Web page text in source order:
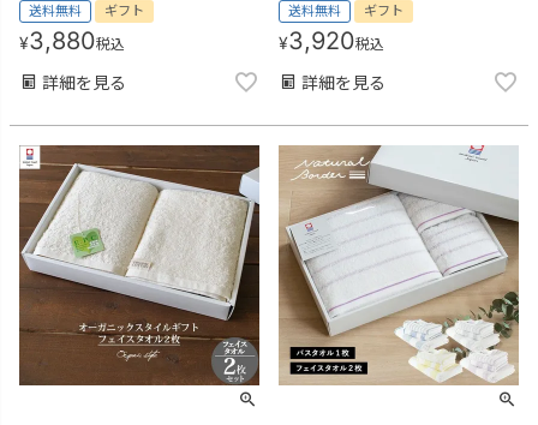
送料無料 ギフト
¥3,880税込
詳細を見る
送料無料 ギフト
¥3,920税込
詳細を見る